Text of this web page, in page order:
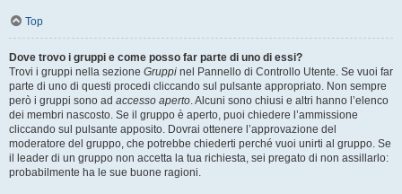
Top
Dove trovo i gruppi e come posso far parte di uno di essi?
Trovi i gruppi nella sezione Gruppi nel Pannello di Controllo Utente. Se vuoi far
parte di uno di questi procedi cliccando sul pulsante appropriato. Non sempre
però i gruppi sono ad accesso aperto. Alcuni sono chiusi e altri hanno l’elenco
dei membri nascosto. Se il gruppo è aperto, puoi chiedere l’ammissione
cliccando sul pulsante apposito. Dovrai ottenere l’approvazione del
moderatore del gruppo, che potrebbe chiederti perché vuoi unirti al gruppo. Se
il leader di un gruppo non accetta la tua richiesta, sei pregato di non assillarlo:
probabilmente ha le sue buone ragioni.